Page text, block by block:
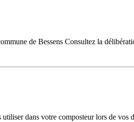
de Bessens Consultez la
dans votre composteur lors de